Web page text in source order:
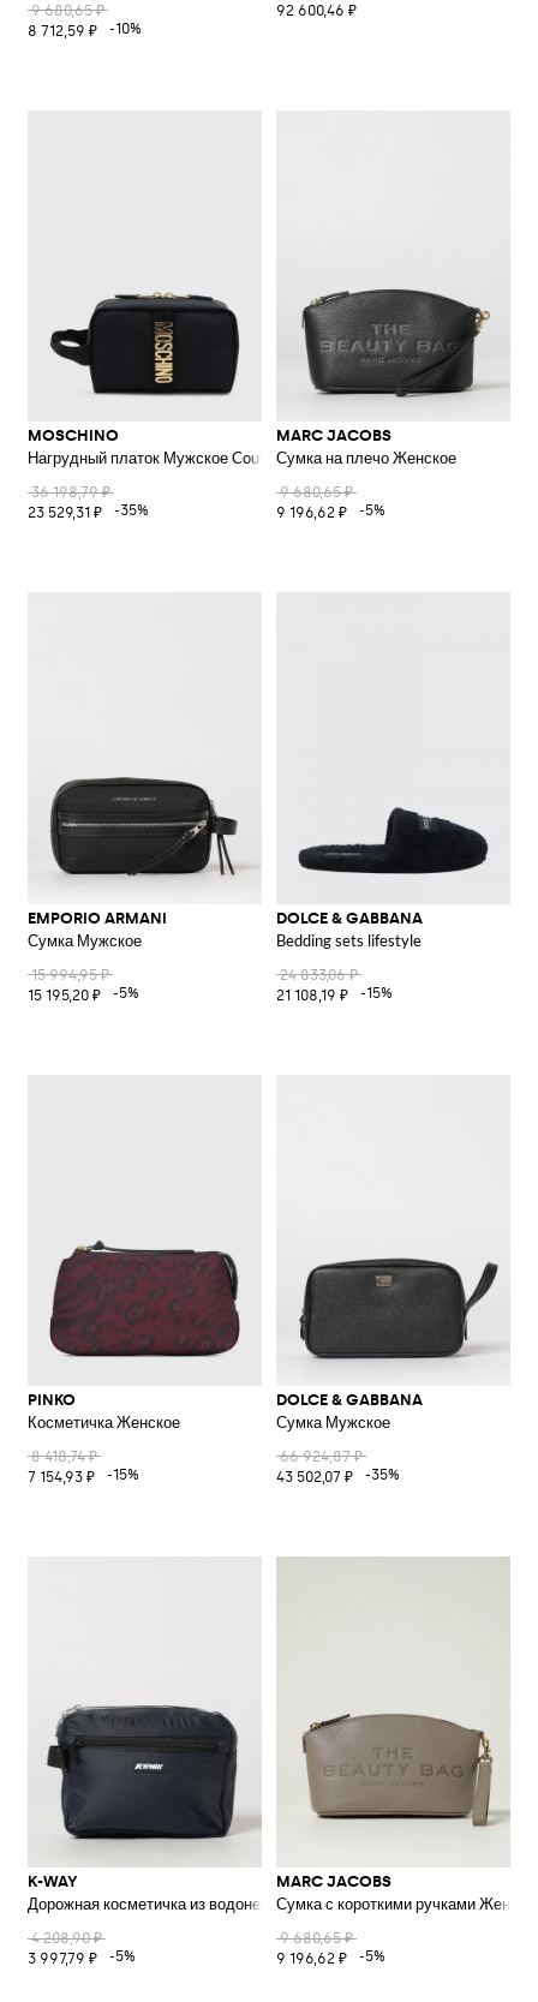
9 680,65 ₽
8 712,59 ₽
-10%
92 600,46 ₽
MOSCHINO
Нагрудный платок Мужское Couture
36 198,79 ₽
23 529,31 ₽
-35%
MARC JACOBS
Сумка на плечо Женское
9 680,65 ₽
9 196,62 ₽
-5%
EMPORIO ARMANI
Сумка Мужское
15 994,95 ₽
15 195,20 ₽
-5%
DOLCE & GABBANA
Bedding sets lifestyle
24 833,06 ₽
21 108,19 ₽
-15%
PINKO
Косметичка Женское
8 418,74 ₽
7 154,93 ₽
-15%
DOLCE & GABBANA
Сумка Мужское
66 924,87 ₽
43 502,07 ₽
-35%
K-WAY
Дорожная косметичка из водонепроницаемого нейлона с
4 208,90 ₽
3 997,79 ₽
-5%
MARC JACOBS
Сумка с короткими ручками
9 680,65 ₽
9 196,62 ₽
-5%